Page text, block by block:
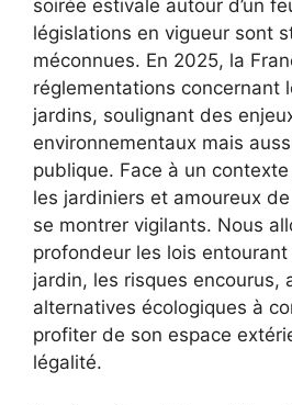
soirée estivale autour d’un
législations en vigueur sont
méconnues. En 2025, la
réglementations concernant
jardins, soulignant des
environnementaux mais
publique. Face à un contexte
les jardiniers et amoureux
se montrer vigilants. Nous
profondeur les lois
jardin, les risques encourus,
alternatives écologiques à
profiter de son espace
légalité.